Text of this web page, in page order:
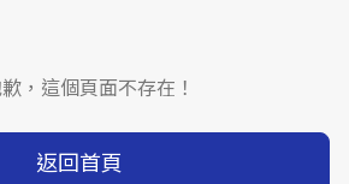
，這個頁面不存在！
返回首頁